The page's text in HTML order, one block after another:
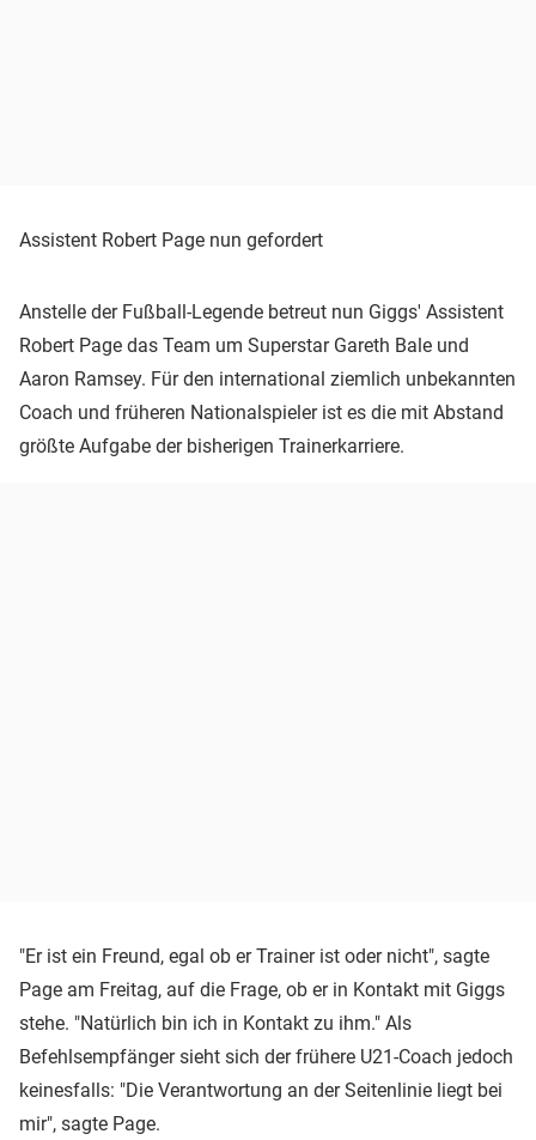
Assistent Robert Page nun gefordert
Anstelle der Fußball-Legende betreut nun Giggs' Assistent
Robert Page das Team um Superstar Gareth Bale und
Aaron Ramsey. Für den international ziemlich unbekannten
Coach und früheren Nationalspieler ist es die mit Abstand
größte Aufgabe der bisherigen Trainerkarriere.
"Er ist ein Freund, egal ob er Trainer ist oder nicht", sagte
Page am Freitag, auf die Frage, ob er in Kontakt mit Giggs
stehe. "Natürlich bin ich in Kontakt zu ihm." Als
Befehlsempfänger sieht sich der frühere U21-Coach jedoch
keinesfalls: "Die Verantwortung an der Seitenlinie liegt bei
mir", sagte Page.